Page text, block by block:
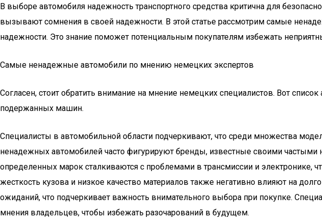
В выборе автомобиля надежность транспортного средства критична для
вызывают сомнения в своей надежности. В этой статье рассмотрим самые
надежности. Это знание поможет потенциальным покупателям избежать
Самые ненадежные автомобили по мнению немецких экспертов
Согласен, стоит обратить внимание на мнение немецких специалистов. Вот
подержанных машин.
Специалисты в автомобильной области подчеркивают, что среди множества
ненадежных автомобилей часто фигурируют бренды, известные своими
определенных марок сталкиваются с проблемами в трансмиссии и электронике,
жесткость кузова и низкое качество материалов также негативно влияют на
ожиданий, что подчеркивает важность внимательного выбора при покупке.
мнения владельцев, чтобы избежать разочарований в будущем.